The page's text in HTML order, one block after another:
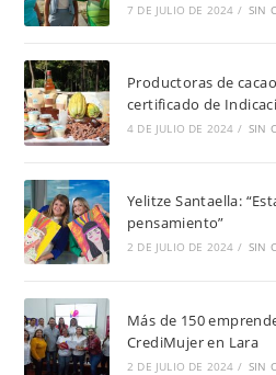
7 DE JULIO DE 2024 / SIN
Productoras de
certificado de
4 DE JULIO DE 2024 / SIN
Yelitze Santaella:
pensamiento”
2 DE JULIO DE 2024 / SIN
Más de 150
CrediMujer en Lara
2 DE JULIO DE 2024 / SIN